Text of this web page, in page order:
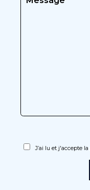
J’ai lu et j'accepte la